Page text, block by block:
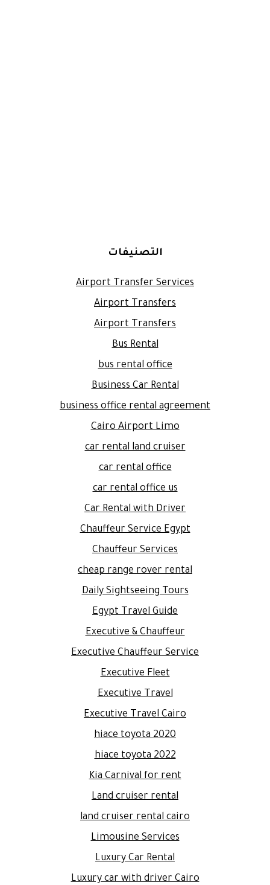
التصنيفات
Airport Transfer Services
Airport Transfers
Airport Transfers
Bus Rental
bus rental office
Business Car Rental
business office rental agreement
Cairo Airport Limo
car rental land cruiser
car rental office
car rental office us
Car Rental with Driver
Chauffeur Service Egypt
Chauffeur Services
cheap range rover rental
Daily Sightseeing Tours
Egypt Travel Guide
Executive & Chauffeur
Executive Chauffeur Service
Executive Fleet
Executive Travel
Executive Travel Cairo
hiace toyota 2020
hiace toyota 2022
Kia Carnival for rent
Land cruiser rental
land cruiser rental cairo
Limousine Services
Luxury Car Rental
Luxury car with driver Cairo